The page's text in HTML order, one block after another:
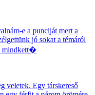
e a punciját mert a
jó sokat a témáról
mindkett�
veletek. Egy társkereső